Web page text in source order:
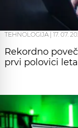
TEHNOLOGIJA | 17. 07.
Rekordno
prvi polovici